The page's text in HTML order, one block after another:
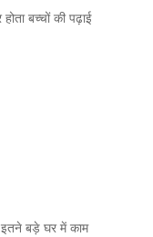
बच्चों की पढ़ाई
इतने बड़े घर में काम